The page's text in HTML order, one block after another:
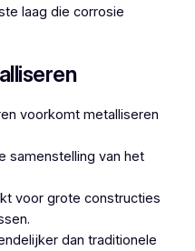
laag die corrosie
voorkomt metalliseren
samenstelling van het
voor grote constructies
dan traditionele